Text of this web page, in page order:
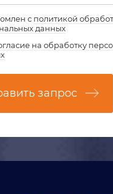
с политикой
данных
на обработку
запрос